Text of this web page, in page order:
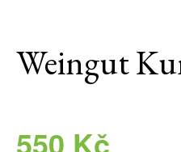
Weingut
550 Kč